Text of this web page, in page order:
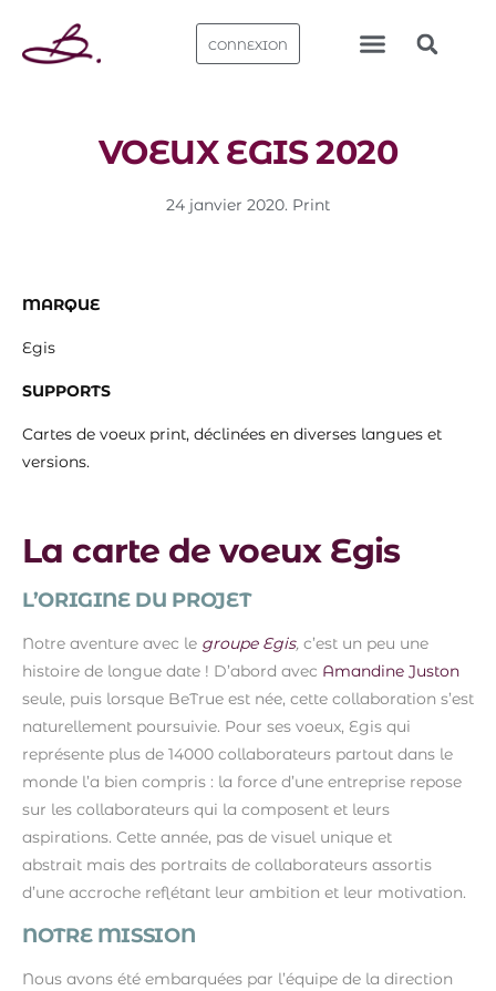
CONNEXION
VOEUX EGIS 2020
24 janvier 2020. Print
MARQUE
Egis
SUPPORTS
Cartes de voeux print, déclinées en diverses langues et
versions.
La carte de voeux Egis
L’ORIGINE DU PROJET
Notre aventure avec le groupe Egis, c’est un peu une
histoire de longue date ! D’abord avec Amandine Juston
seule, puis lorsque BeTrue est née, cette collaboration s’est
naturellement poursuivie. Pour ses voeux, Egis qui
représente plus de 14000 collaborateurs partout dans le
monde l’a bien compris : la force d’une entreprise repose
sur les collaborateurs qui la composent et leurs
aspirations. Cette année, pas de visuel unique et
abstrait mais des portraits de collaborateurs assortis
d’une accroche reflétant leur ambition et leur motivation.
NOTRE MISSION
Nous avons été embarquées par l’équipe de la direction